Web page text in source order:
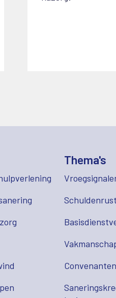
Thema's
Schuldenrust